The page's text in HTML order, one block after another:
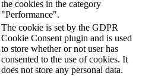
the cookies in the category
"Performance".
The cookie is set by the GDPR
Cookie Consent plugin and is used
to store whether or not user has
consented to the use of cookies. It
does not store any personal data.